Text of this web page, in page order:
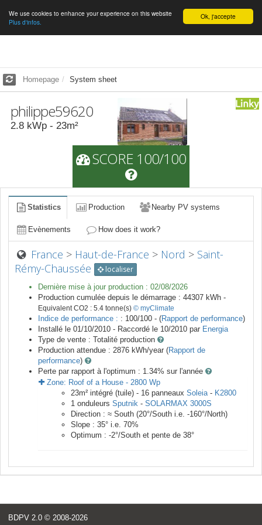
English Ok, j'accepte
We use cookies to enhance your experience on this website
Plus d'infos.
Homepage System sheet
philippe59620
2.8 kWp - 23m²
SCORE 100/100
Statistics Production Nearby PV systems
Evènements How does it work?
France > Haut-de-France > Nord > Saint-
Rémy-Chaussée
localiser
Dernière mise à jour production : 02/08/2026
Production cumulée depuis le démarrage : 44307 kWh -
Equivalent CO2 : 5.4 tonne(s) © myClimate
Indice de performance : : 100/100 - (Rapport de performance)
Installé le 01/10/2010 - Raccordé le 10/2010 par Energia
Type de vente : Totalité production
Production attendue : 2876 kWh/year (Rapport de
performance)
Perte par rapport à l'optimum : 1.34% sur l'année
Zone: Roof of a House - 2800 Wp
23m² intégré (tuile) - 16 panneaux Soleia- K2800
1 onduleurs Sputnik - SOLARMAX 3000S
Direction : ≈ South (20°/South i.e. -160°/North)
Slope : 35° i.e. 70%
Optimum : -2°/South et pente de 38°
BDPV 2.0 © 2008-2026